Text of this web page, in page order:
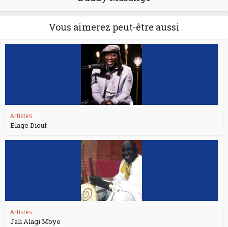
Vous aimerez peut-être aussi
Artistes
Elage Diouf
Artistes
Jali Alagi Mbye